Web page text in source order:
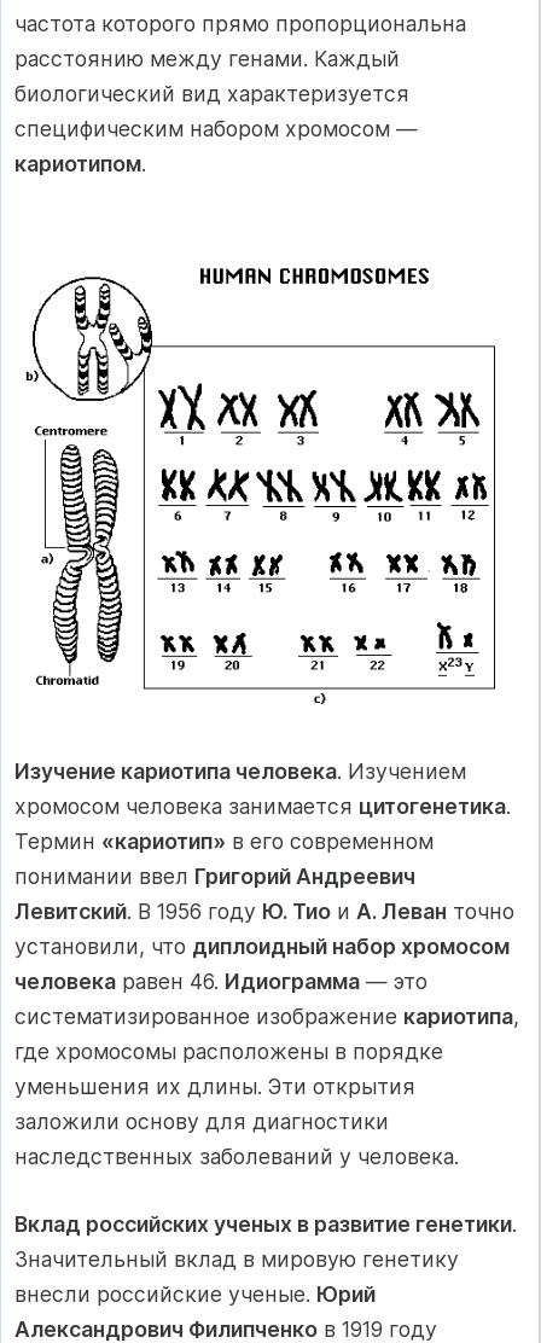
частота которого прямо пропорциональна
расстоянию между генами. Каждый
биологический вид характеризуется
специфическим набором хромосом —
кариотипом.
Изучение кариотипа человека. Изучением
хромосом человека занимается цитогенетика.
Термин «кариотип» в его современном
понимании ввел Григорий Андреевич
Левитский. В 1956 году Ю. Тио и А. Леван точно
установили, что диплоидный набор хромосом
человека равен 46. Идиограмма — это
систематизированное изображение кариотипа,
где хромосомы расположены в порядке
уменьшения их длины. Эти открытия
заложили основу для диагностики
наследственных заболеваний у человека.
Вклад российских ученых в развитие генетики.
Значительный вклад в мировую генетику
внесли российские ученые. Юрий
Александрович Филипченко в 1919 году